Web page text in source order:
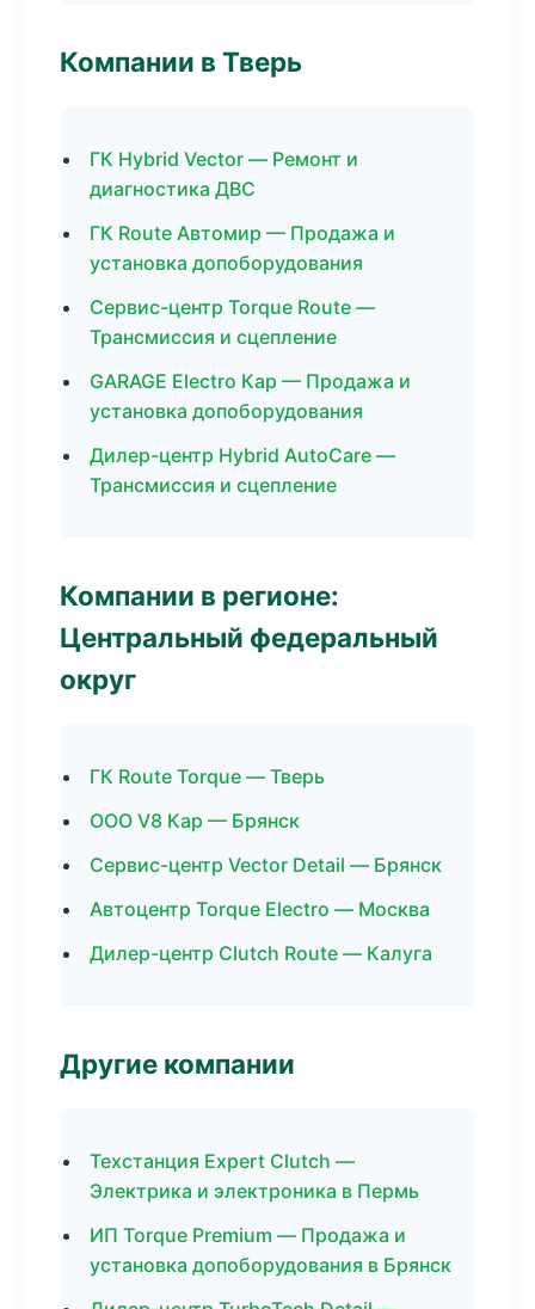
Компании в Тверь
ГК Hybrid Vector — Ремонт и
диагностика ДВС
ГК Route Автомир — Продажа и
установка допоборудования
Сервис-центр Torque Route —
Трансмиссия и сцепление
GARAGE Electro Кар — Продажа и
установка допоборудования
Дилер-центр Hybrid AutoCare —
Трансмиссия и сцепление
Компании в регионе:
Центральный федеральный
округ
ГК Route Torque — Тверь
ООО V8 Кар — Брянск
Сервис-центр Vector Detail — Брянск
Автоцентр Torque Electro — Москва
Дилер-центр Clutch Route — Калуга
Другие компании
Техстанция Expert Clutch —
Электрика и электроника в Пермь
ИП Torque Premium — Продажа и
установка допоборудования в Брянск